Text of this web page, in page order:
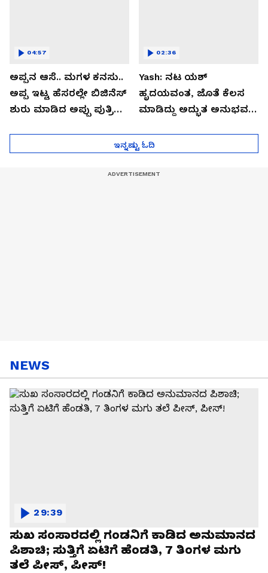
ಅಪ್ಪನ ಆಸೆ.. ಮಗಳ ಕನಸು..
ಅಪ್ಪ ಇಟ್ಟ ಹೆಸರಲ್ಲೇ ಬಿಜಿನೆಸ್​
ಶುರು ಮಾಡಿದ ಅಪ್ಪು ಪುತ್ರಿ
04:57
Yash: ನಟ ಯಶ್​
ಹೃದಯವಂತ, ಜೊತೆ ಕೆಲಸ
ಮಾಡಿದ್ದು ಅದ್ಭುತ ಅನುಭವ:
02:36
ಇನ್ನಷ್ಟು ಓದಿ
NEWS
ಸುಖ ಸಂಸಾರದಲ್ಲಿ ಗಂಡನಿಗೆ ಕಾಡಿದ ಅನುಮಾನದ
ಪಿಶಾಚಿ; ಸುತ್ತಿಗೆ ಏಟಿಗೆ ಹೆಂಡತಿ, 7 ತಿಂಗಳ ಮಗು
ತಲೆ ಪೀಸ್, ಪೀಸ್!
29:39